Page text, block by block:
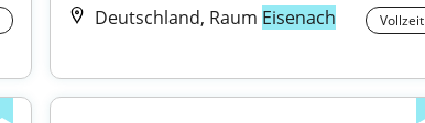
Deutschland, Raum Eisenach Vollzeit